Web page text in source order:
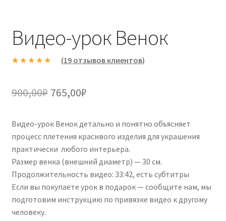
Видео-урок Венок
основе
пользовател
ей
(19 отзывов клиентов)
900,00₽ Первоначальная
составляла
900,00₽.
765,00₽Текущая
765,00₽.
Видео-урок Венок детально и понятно объясняет
процесс плетения красивого изделия для украшения
практически любого интерьера.
Размер венка (внешний диаметр) — 30 см.
Продолжительность видео: 33:42, есть субтитры
Если вы покупаете урок в подарок — сообщите нам, мы
подготовим инструкцию по привязке видео к другому
человеку.